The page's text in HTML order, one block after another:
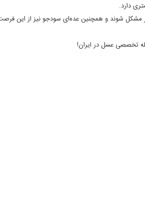
دارد.
مشکل شوند و همچنین عده‌ای سودجو نیز از این
تخصصی عسل در ایران!